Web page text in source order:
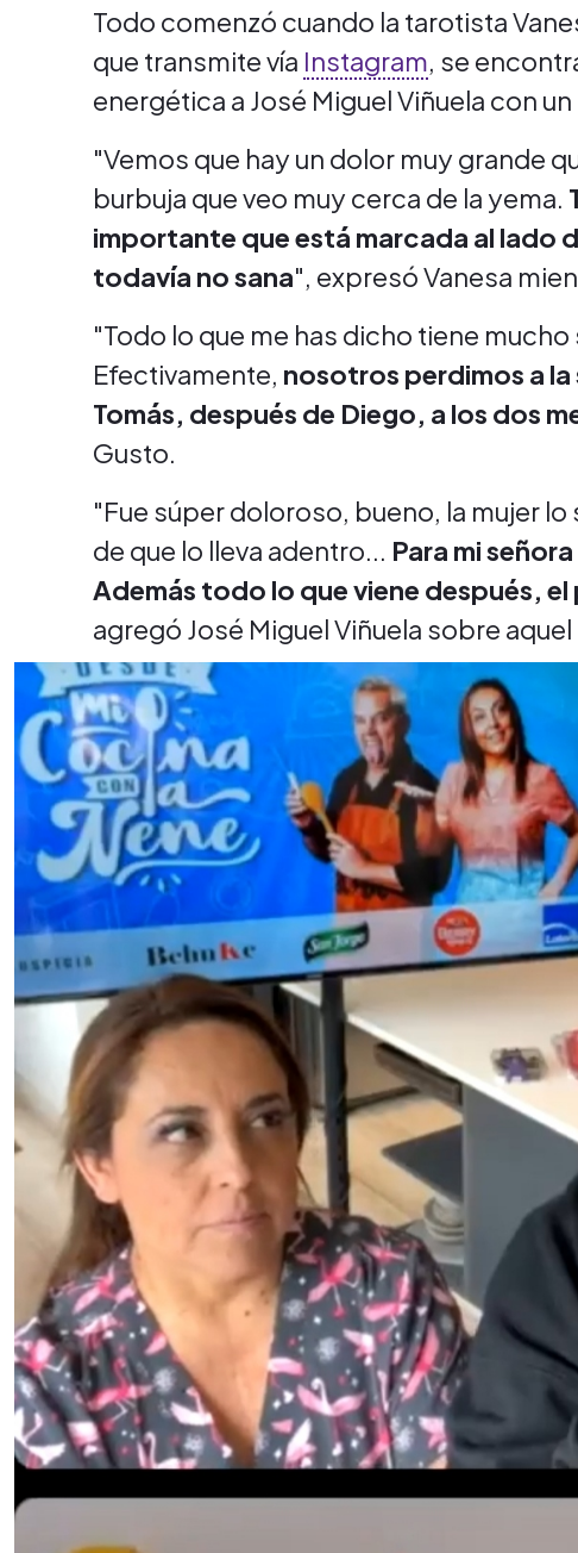
Todo comenzó cuando la tarotista
que transmite vía Instagram, se
energética a José Miguel Viñuela con un
"Vemos que hay un dolor muy grande
burbuja que veo muy cerca de la yema.
importante que está marcada al lado
todavía no sana", expresó Vanesa
"Todo lo que me has dicho tiene
Efectivamente, nosotros perdimos a
Tomás, después de Diego, a los dos
Gusto.
"Fue súper doloroso, bueno, la mujer
de que lo lleva adentro... Para mi
Además todo lo que viene después,
agregó José Miguel Viñuela sobre